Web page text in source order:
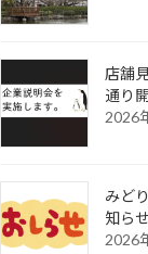
店舗
通り
2026
みど
知らせ
2026